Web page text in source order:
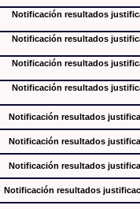
Notificación resultados
Notificación resultados
Notificación resultados
Notificación resultados
Notificación resultados
Notificación resultados
Notificación resultados
Notificación resultados